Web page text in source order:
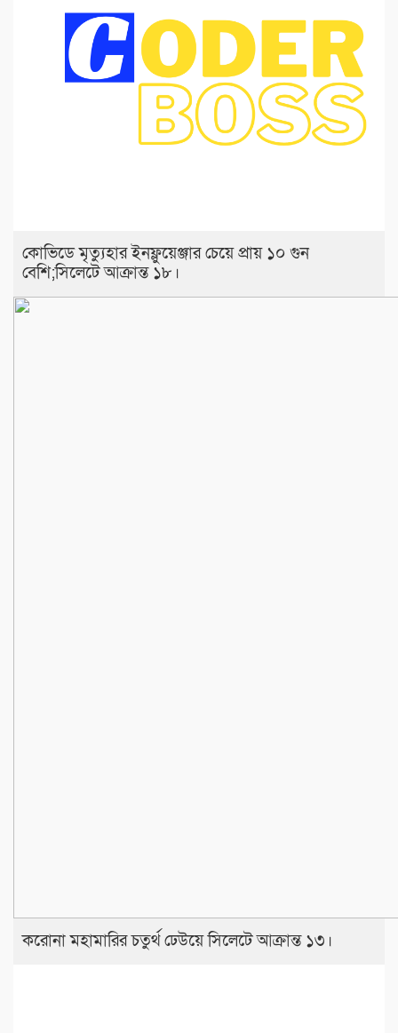
কোভিডে মৃত্যুহার ইনফ্লুয়েঞ্জার চেয়ে প্রায় ১০ গুন
বেশি;সিলেটে আক্রান্ত ১৮।
করোনা মহামারির চতুর্থ ঢেউয়ে সিলেটে আক্রান্ত ১৩।